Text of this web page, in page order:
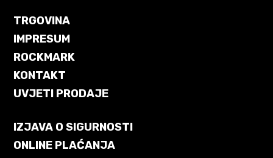
TRGOVINA
IMPRESUM
ROCKMARK
KONTAKT
UVJETI PRODAJE
IZJAVA O SIGURNOSTI
ONLINE PLAĆANJA